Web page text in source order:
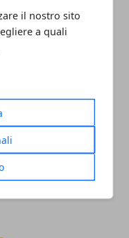
il nostro sito
a quali